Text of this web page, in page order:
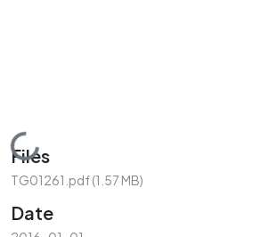
Loading...
Files
TG01261.pdf(1.57 MB)
Date